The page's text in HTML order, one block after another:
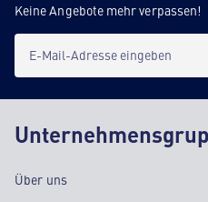
Keine Angebote mehr verpassen!
E-Mail-Adresse eingeben
Über uns